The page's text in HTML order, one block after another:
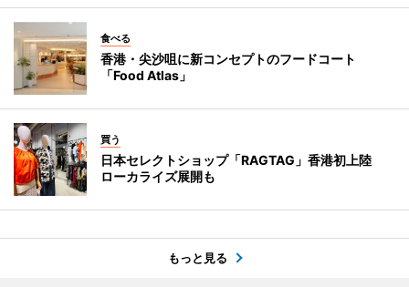
食べる
香港・尖沙咀に新コンセプトのフードコート
「Food Atlas」
買う
日本セレクトショップ「RAGTAG」香港初上陸
ローカライズ展開も
もっと見る